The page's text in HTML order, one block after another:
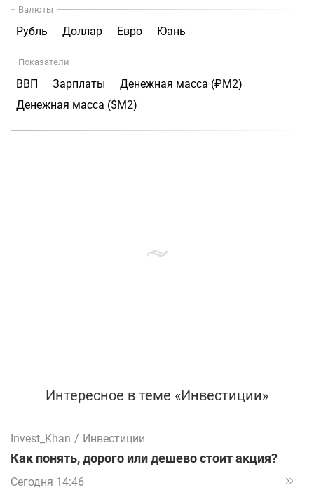
Валюты
Рубль Доллар Евро Юань
Показатели
ВВП Зарплаты
Денежная масса (₽М2)
Денежная масса ($М2)
Интересное в теме «Инвестиции»
Invest_Khan / Инвестиции
Как понять, дорого или дешево стоит акция?
Сегодня 14:46